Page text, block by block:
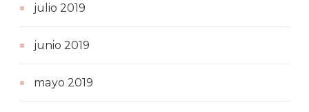
julio 2019
junio 2019
mayo 2019